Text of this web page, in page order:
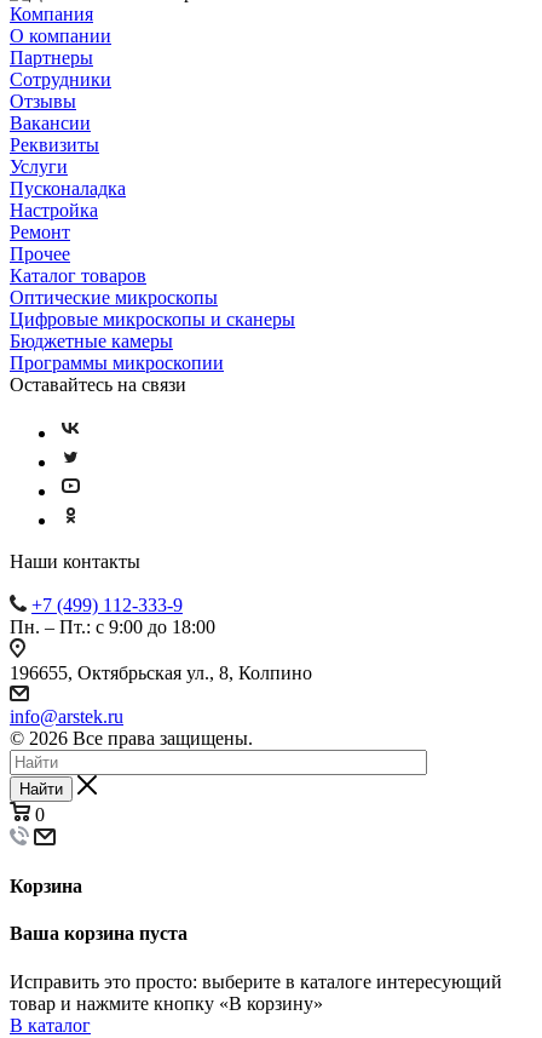
Компания
О компании
Партнеры
Сотрудники
Отзывы
Вакансии
Реквизиты
Услуги
Пусконаладка
Настройка
Ремонт
Прочее
Каталог товаров
Оптические микроскопы
Цифровые микроскопы и сканеры
Бюджетные камеры
Программы микроскопии
Оставайтесь на связи
Наши контакты
+7 (499) 112-333-9
Пн. – Пт.: с 9:00 до 18:00
196655, Октябрьская ул., 8, Колпино
info@arstek.ru
© 2026 Все права защищены.
Найти
0
Корзина
Ваша корзина пуста
Исправить это просто: выберите в каталоге интересующий
товар и нажмите кнопку «В корзину»
В каталог